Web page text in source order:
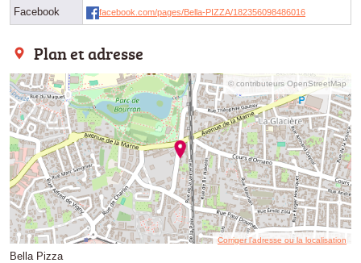
Facebook facebook.com/pages/Bella-PIZZA/182356098486016
Plan et adresse
© contributeurs OpenStreetMap
Corriger l’adresse ou la localisation
Bella Pizza